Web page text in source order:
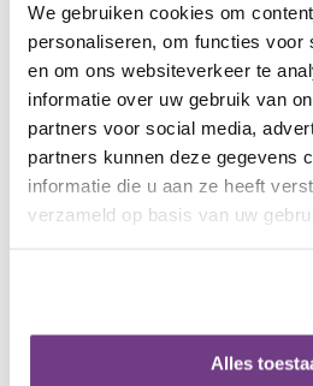
We gebruiken cookies om
personaliseren, om functies voor
en om ons websiteverkeer te
informatie over uw gebruik van
partners voor social media,
partners kunnen deze gegevens
informatie die u aan ze heeft
verzameld op basis van uw
Alles
Kunnen mensen ook geld
Tegenwoordig hebben veel
meer bij zich. Daarom staat op de
code naar Tikkie. Hiermee kan
gekozen bedrag via Tikkie aan Olijf
Bestellen kan via een mailtje naar
De donatiebox kan niet